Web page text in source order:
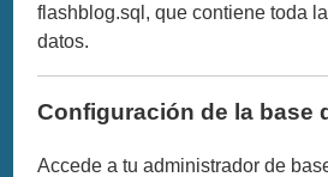
flashblog.sql, que contiene toda
datos.
Configuración de la base
Accede a tu administrador de